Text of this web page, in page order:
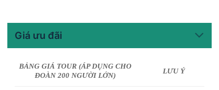
Giá ưu đãi
BẢNG GIÁ TOUR (ÁP DỤNG CHO
ĐOÀN 200 NGƯỜI LỚN)
LƯU Ý